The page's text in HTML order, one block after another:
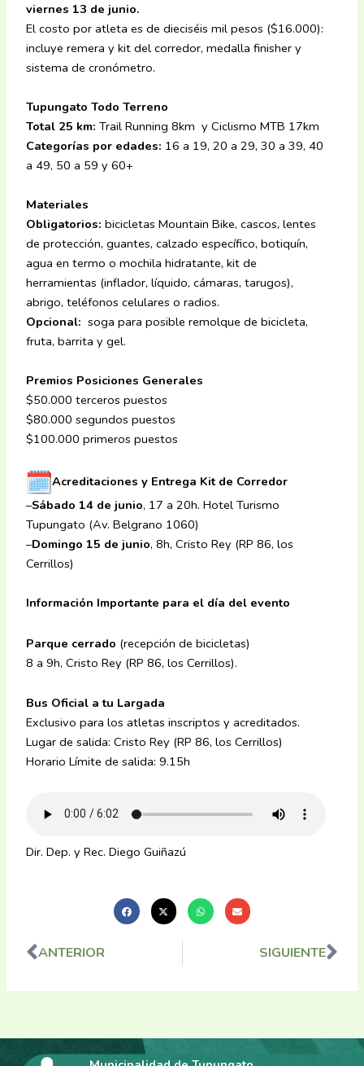
viernes 13 de junio.
El costo por atleta es de dieciséis mil pesos ($16.000):
incluye remera y kit del corredor, medalla finisher y
sistema de cronómetro.
Tupungato Todo Terreno
Total 25 km:Trail Running 8km y Ciclismo MTB 17km
Categorías por edades: 16 a 19, 20 a 29, 30 a 39, 40
a 49, 50 a 59 y 60+
Materiales
Obligatorios:bicicletas Mountain Bike, cascos, lentes
de protección, guantes, calzado específico, botiquín,
agua en termo o mochila hidratante, kit de
herramientas (inflador, líquido, cámaras, tarugos),
abrigo, teléfonos celulares o radios.
Opcional:soga para posible remolque de bicicleta,
fruta, barrita y gel.
Premios Posiciones Generales
$50.000 terceros puestos
$80.000 segundos puestos
$100.000 primeros puestos
Acreditaciones y Entrega Kit de Corredor
–Sábado 14 de junio, 17 a 20h. Hotel Turismo
Tupungato (Av. Belgrano 1060)
–Domingo 15 de junio, 8h, Cristo Rey (RP 86, los
Cerrillos)
Información Importante para el día del evento
Parque cerrado (recepción de bicicletas)
8 a 9h, Cristo Rey (RP 86, los Cerrillos).
Bus Oficial a tu Largada
Exclusivo para los atletas inscriptos y acreditados.
Lugar de salida: Cristo Rey (RP 86, los Cerrillos)
Horario Límite de salida: 9.15h
Dir. Dep. y Rec. Diego Guiñazú
Ant
ANTERIOR SIGUIENTE